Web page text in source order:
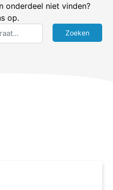
onderdeel niet vinden?
op.